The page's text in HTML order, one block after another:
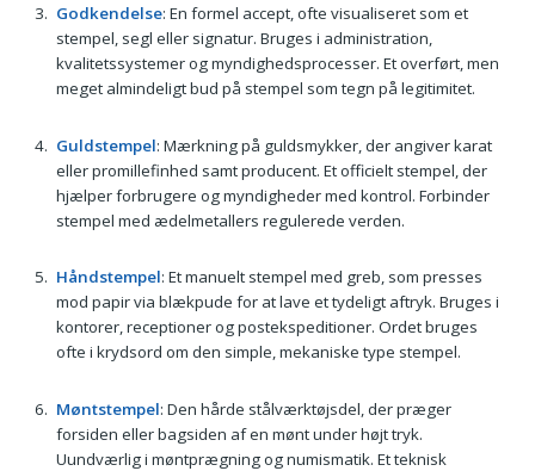
Godkendelse: En formel accept, ofte visualiseret som et
stempel, segl eller signatur. Bruges i administration,
kvalitetssystemer og myndighedsprocesser. Et overført, men
meget almindeligt bud på stempel som tegn på legitimitet.
Guldstempel: Mærkning på guldsmykker, der angiver karat
eller promillefinhed samt producent. Et officielt stempel, der
hjælper forbrugere og myndigheder med kontrol. Forbinder
stempel med ædelmetallers regulerede verden.
Håndstempel: Et manuelt stempel med greb, som presses
mod papir via blækpude for at lave et tydeligt aftryk. Bruges i
kontorer, receptioner og postekspeditioner. Ordet bruges
ofte i krydsord om den simple, mekaniske type stempel.
Møntstempel: Den hårde stålværktøjsdel, der præger
forsiden eller bagsiden af en mønt under højt tryk.
Uundværlig i møntprægning og numismatik. Et teknisk